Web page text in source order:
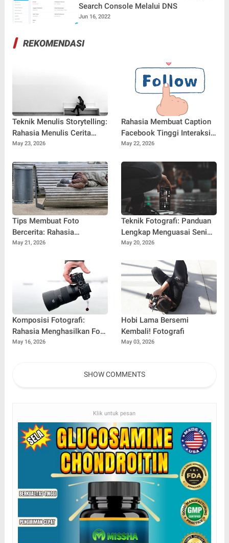
Search Console Melalui DNS
Jun 16, 2022
REKOMENDASI
Teknik Menulis Storytelling:
Rahasia Menulis Cerita
yang Menarik, Menggugah,
May 23, 2026
Rahasia Membuat Caption
Facebook Tinggi Interaksi:
Strategi Jitu Agar
May 22, 2026
Tips Membuat Foto
Bercerita: Rahasia
Menghasilkan Foto yang
Menyentuh Emosi
May 21, 2026
Teknik Fotografi: Panduan
Lengkap Menguasai Seni
Memotret untuk Pemula
May 20, 2026
Komposisi Fotografi:
Rahasia Menghasilkan Foto
Menarik, Estetik, dan
May 16, 2026
Hobi Lama Bersemi
Kembali! Fotografi
May 03, 2026
SHOW COMMENTS
Klik untuk pesan